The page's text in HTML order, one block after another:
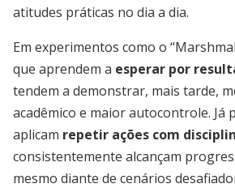
atitudes práticas no dia a dia.
Em experimentos como o
que aprendem a esperar por
tendem a demonstrar, mais tarde,
acadêmico e maior autocontrole. Já
aplicam repetir ações com
consistentemente alcançam
mesmo diante de cenários